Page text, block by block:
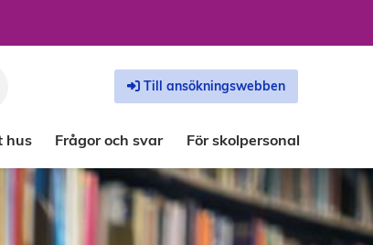
hus Frågor och svar För skolpersonal
Till ansökningswebben